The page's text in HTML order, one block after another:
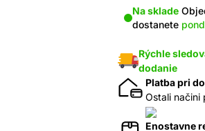
Na sklade
dostanete
Rýchle
dodanie
Platba pri
Ostali načini
Enostavne